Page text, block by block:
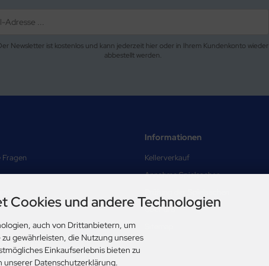
Newsletter ist kostenlos und kann jederzeit hier oder in Ihrem Kundenkonto wieder
abbestellt werden.
Datenschutz
Informationen
Kellerverkauf
Annahme Spielsachen
Über uns
Cookies und andere Technologien
auch von Drittanbietern, um
gewährleisten, die Nutzung unseres
Einkaufserlebnis bieten zu
unserer Datenschutzerklärung.